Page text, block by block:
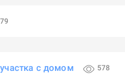
с домом 578